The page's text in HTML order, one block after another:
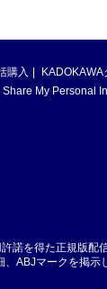
購入
KADOKAWA
My Personal
諾を得た正規版配
ABJマークを掲示